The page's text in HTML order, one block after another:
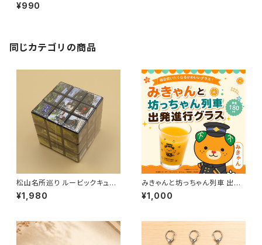
¥990
同じカテゴリの商品
松山名所巡り ルービックキュー
ブ
¥1,980
みきゃんと坊っちゃん列車 出発
進行グラス
¥1,000